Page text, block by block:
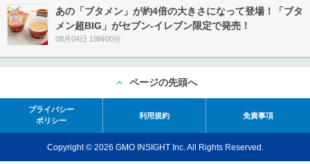
あの「ブタメン」が約4倍の大きさになって登場！「ブタ
メン超BIG」がセブン‐イレブン限定で発売！
08月04日 19時00分
ページの先頭へ
プライバシー
ポリシー
利用規約 免責事項
Copyright © 2026 GMO INSIGHT Inc. All Rights Reserved.